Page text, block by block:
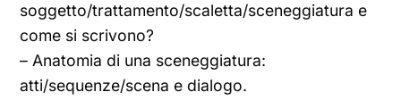
soggetto/trattamento/scaletta/sceneggiatura e
come si scrivono?
– Anatomia di una sceneggiatura:
atti/sequenze/scena e dialogo.